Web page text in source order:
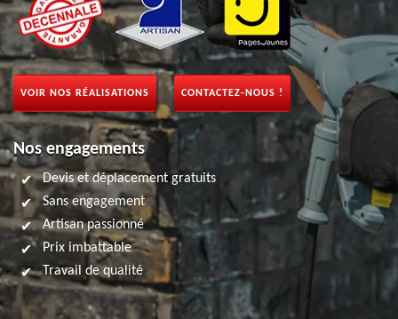
VOIR NOS RÉALISATIONS CONTACTEZ-NOUS !
Nos engagements
Devis et déplacement gratuits
Sans engagement
Artisan passionné
Prix imbattable
Travail de qualité